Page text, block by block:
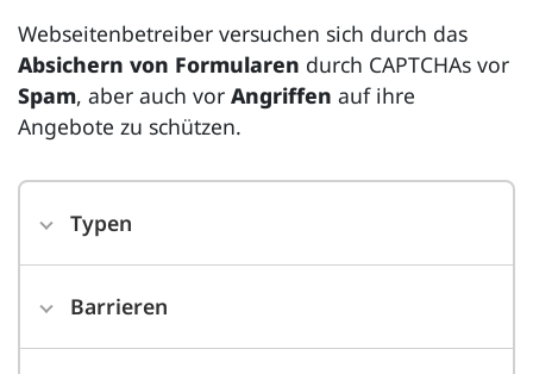
Webseitenbetreiber versuchen sich durch das
Absichern von Formularen durch CAPTCHAs vor
Spam, aber auch vor Angriffen auf ihre
Angebote zu schützen.
Typen
Barrieren